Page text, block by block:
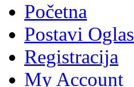
Početna
Postavi Oglas
Registracija
My Account